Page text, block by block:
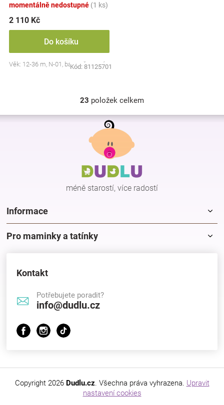
momentálně nedostupné (1 ks)
2 110 Kč
Do košíku
Věk: 12-36 m, N-01, barva: červená
Kód: 81125701
O
v
l
d
a
c
í
p
r
23 položek celkem
Z
méně starostí, více radostí
Informace
Pro maminky a tatínky
Kontakt
Potřebujete poradit?
info@dudlu.cz
Copyright 2026 Dudlu.cz. Všechna práva vyhrazena. Upravit
nastavení cookies